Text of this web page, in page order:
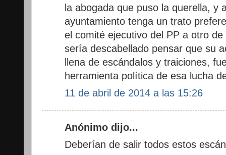
la abogada que puso la querella, y
ayuntamiento tenga un trato
el comité ejecutivo del PP a otro
sería descabellado pensar que su
llena de escándalos y traiciones,
herramienta política de esa lucha
11 de abril de 2014 a las 15:26
Anónimo dijo...
Deberían de salir todos estos